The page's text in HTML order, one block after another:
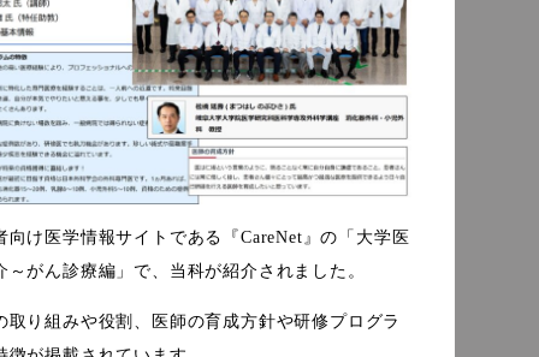
向け医学情報サイトである『CareNet』の「大学医
～がん診療編」で、当科が紹介されました。
取り組みや役割、医師の育成方針や研修プログラ